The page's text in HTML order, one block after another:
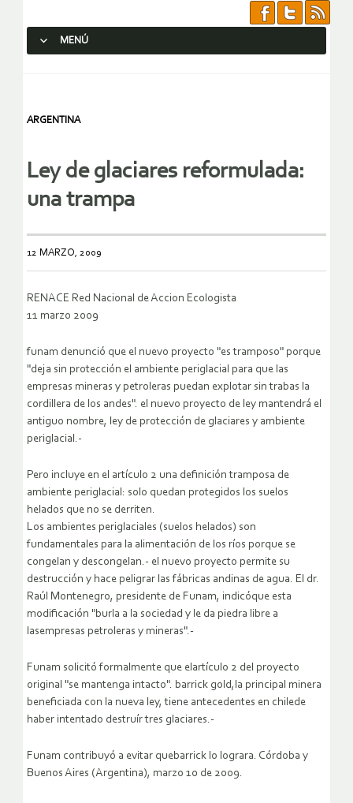
MENÚ
ARGENTINA
Ley de glaciares reformulada:
una trampa
12 MARZO, 2009
RENACE Red Nacional de Accion Ecologista
11 marzo 2009
funam denunció que el nuevo proyecto "es tramposo" porque
"deja sin protección el ambiente periglacial para que las
empresas mineras y petroleras puedan explotar sin trabas la
cordillera de los andes". el nuevo proyecto de ley mantendrá el
antiguo nombre, ley de protección de glaciares y ambiente
periglacial.-
Pero incluye en el artículo 2 una definición tramposa de
ambiente periglacial: solo quedan protegidos los suelos
helados que no se derriten.
Los ambientes periglaciales (suelos helados) son
fundamentales para la alimentación de los ríos porque se
congelan y descongelan.- el nuevo proyecto permite su
destrucción y hace peligrar las fábricas andinas de agua. El dr.
Raúl Montenegro, presidente de Funam, indicóque esta
modificación "burla a la sociedad y le da piedra libre a
lasempresas petroleras y mineras".-
Funam solicitó formalmente que elartículo 2 del proyecto
original "se mantenga intacto". barrick gold,la principal minera
beneficiada con la nueva ley, tiene antecedentes en chilede
haber intentado destruír tres glaciares.-
Funam contribuyó a evitar quebarrick lo lograra. Córdoba y
Buenos Aires (Argentina), marzo 10 de 2009.